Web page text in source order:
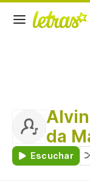
da
Escuchar